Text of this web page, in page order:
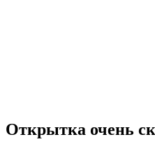
Открытка очень